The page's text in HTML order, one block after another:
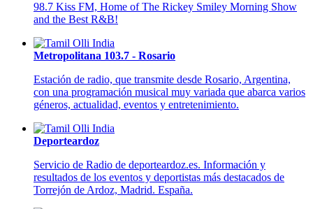
98.7 Kiss FM, Home of The Rickey Smiley Morning Show
and the Best R&B!
Metropolitana 103.7 - Rosario
Estación de radio, que transmite desde Rosario, Argentina,
con una programación musical muy variada que abarca varios
géneros, actualidad, eventos y entretenimiento.
Deporteardoz
Servicio de Radio de deporteardoz.es. Información y
resultados de los eventos y deportistas más destacados de
Torrejón de Ardoz, Madrid. España.